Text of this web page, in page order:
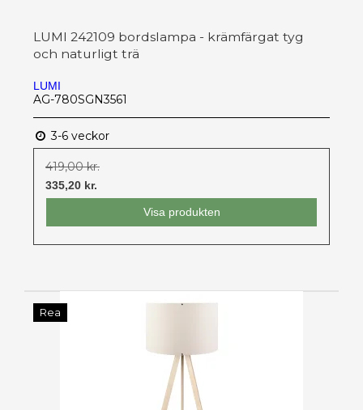
LUMI 242109 bordslampa - krämfärgat tyg
och naturligt trä
LUMI
AG-780SGN3561
3-6 veckor
419,00 kr.
335,20 kr.
Visa produkten
Rea